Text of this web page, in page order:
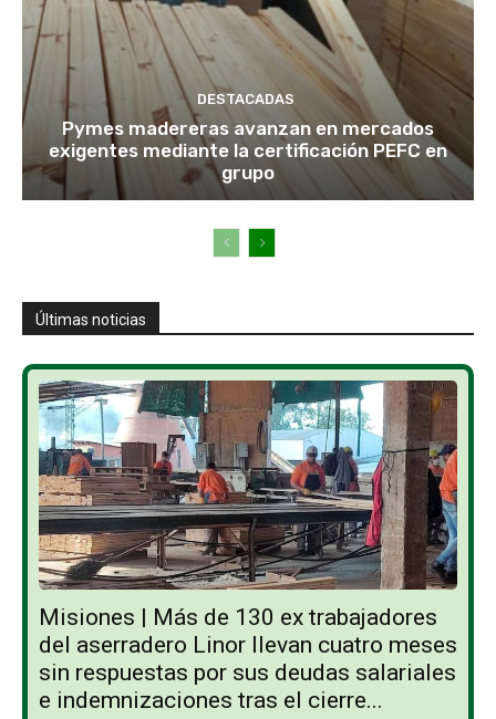
DESTACADAS
Pymes madereras avanzan en mercados
exigentes mediante la certificación PEFC en
grupo
Últimas noticias
Misiones | Más de 130 ex trabajadores
del aserradero Linor llevan cuatro meses
sin respuestas por sus deudas salariales
e indemnizaciones tras el cierre...